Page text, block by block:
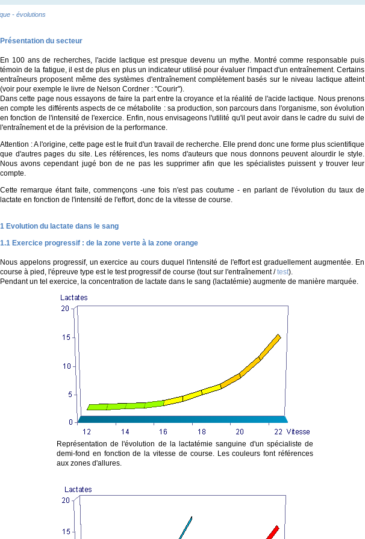
- évolutions
Présentation du secteur
En 100 ans de recherches, l'acide lactique est presque devenu un mythe. Montré comme responsable puis
témoin de la fatigue, il est de plus en plus un indicateur utilisé pour évaluer l'impact d'un entraînement. Certains
entraîneurs proposent même des systèmes d'entraînement complètement basés sur le niveau lactique atteint
(voir pour exemple le livre de Nelson Cordner : "Courir").
Dans cette page nous essayons de faire la part entre la croyance et la réalité de l'acide lactique. Nous prenons
en compte les différents aspects de ce métabolite : sa production, son parcours dans l'organisme, son évolution
en fonction de l'intensité de l'exercice. Enfin, nous envisageons l'utilité qu'il peut avoir dans le cadre du suivi de
l'entraînement et de la prévision de la performance.
Attention : A l'origine, cette page est le fruit d'un travail de recherche. Elle prend donc une forme plus scientifique
que d'autres pages du site. Les références, les noms d'auteurs que nous donnons peuvent alourdir le style.
Nous avons cependant jugé bon de ne pas les supprimer afin que les spécialistes puissent y trouver leur
compte.
Cette remarque étant faite, commençons -une fois n'est pas coutume - en parlant de l'évolution du taux de
lactate en fonction de l'intensité de l'effort, donc de la vitesse de course.
1 Evolution du lactate dans le sang
1.1 Exercice progressif : de la zone verte à la zone orange
Nous appelons progressif, un exercice au cours duquel l'intensité de l'effort est graduellement augmentée. En
course à pied, l'épreuve type est le test progressif de course (tout sur l'entraînement /test).
Pendant un tel exercice, la concentration de lactate dans le sang (lactatémie) augmente de manière marquée.
Représentation de l'évolution de la lactatémie sanguine d'un spécialiste de
demi-fond en fonction de la vitesse de course. Les couleurs font références
aux zones d'allures.